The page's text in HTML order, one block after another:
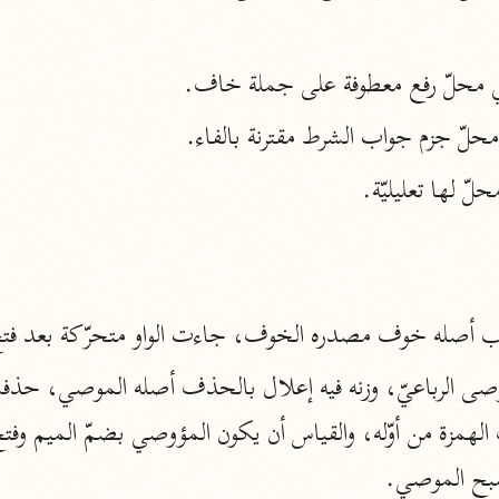
التسهيل لعلوم التنزيل
ابن جُزَيّ (٧٤١ هـ)
نحو ٣ مجلدات
نحو ٢٨ مجلدًا
مفاتيح الغيب
فخر الدين الرازي (٦٠٦ هـ)
نحو ٢٤ مجلدًا
محلّ رفع معطوفة على جملة خاف.
جزم جواب الشرط مقترنة بالفاء.
أصله خوف مصدره الخوف، جاءت الواو متحرّكة بعد
الموصي.